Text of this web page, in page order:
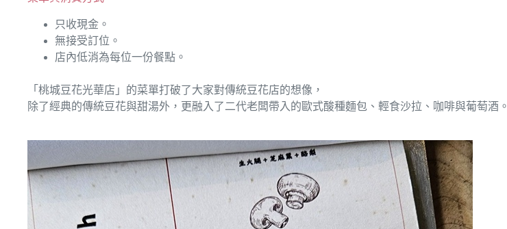
只收現金。
無接受訂位。
店內低消為每位一份餐點。
「桃城豆花光華店」的菜單打破了大家對傳統豆花店的想像，
除了經典的傳統豆花與甜湯外，更融入了二代老闆帶入的歐式酸種麵包、輕食沙拉、咖啡與葡萄酒。